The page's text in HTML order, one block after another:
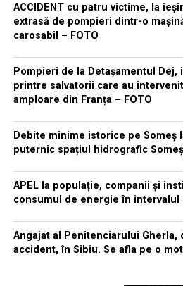
ACCIDENT cu patru victime, la
extrasă de pompieri dintr-o
carosabil – FOTO
Pompieri de la Detașamentul
printre salvatorii care au
amploare din Franța – FOTO
Debite minime istorice pe Someș
puternic spațiul hidrografic
APEL la populație, companii și
consumul de energie în intervalul
Angajat al Penitenciarului Gherla,
accident, în Sibiu. Se afla pe o